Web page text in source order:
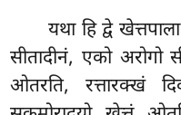
यथा हि द्वे
सीतादीनं, एको अरोगो
ओतरति, रत्तारक्खं